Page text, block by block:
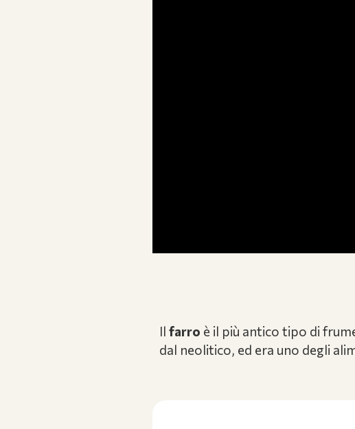
Il farro è il più antico tipo di
dal neolitico, ed era uno degli